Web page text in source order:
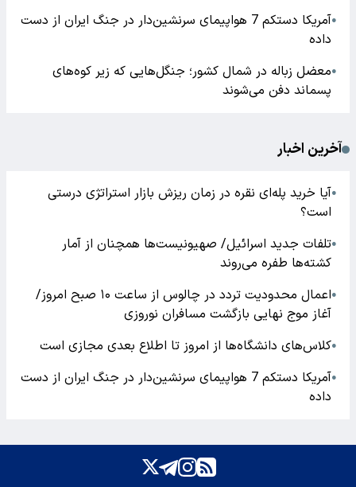
●
آمریکا دستکم 7 هواپیمای سرنشین‌دار در جنگ ایران از دست
داده
●معضل زباله در شمال کشور؛ جنگل‌هایی که زیر کوه‌های
پسماند دفن می‌شوند
آخرین اخبار
●آیا خرید پله‌ای نقره در زمان ریزش بازار استراتژی درستی
است؟
●تلفات جدید اسرائیل/ صهیونیست‌ها همچنان از آمار
کشته‌ها طفره می‌روند
●
اعمال محدودیت تردد در چالوس از ساعت ۱۰ صبح امروز/
آغاز موج نهایی بازگشت مسافران نوروزی
●کلاس‌های دانشگاه‌ها از امروز تا اطلاع بعدی مجازی است
●
آمریکا دستکم 7 هواپیمای سرنشین‌دار در جنگ ایران از دست
داده